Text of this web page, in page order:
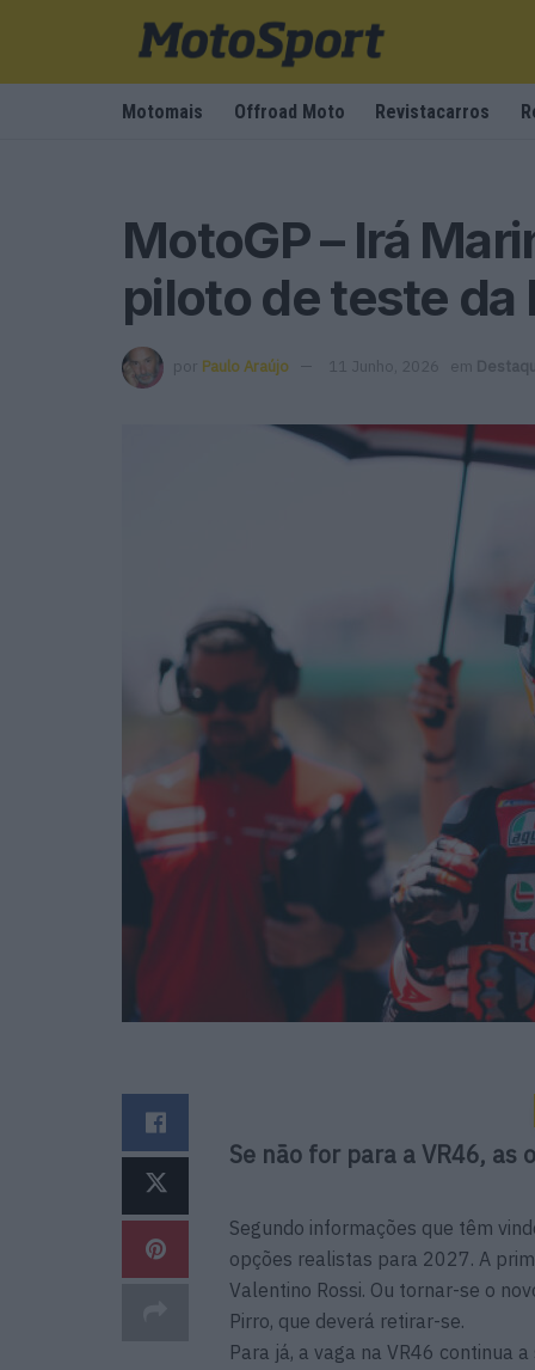
Motomais Offroad Moto Revistacarros
MotoGP – Irá
piloto de teste da
por Paulo Araújo 11 Junho, 2026 em
Se não for para a VR46,
Segundo informações que têm
opções realistas para 2027. A
Valentino Rossi. Ou tornar-se o
Pirro, que deverá retirar-se.
Para já, a vaga na VR46 continua